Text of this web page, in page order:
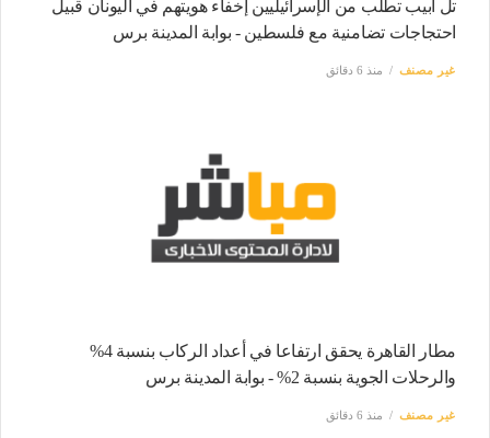
تل أبيب تطلب من الإسرائيليين إخفاء هويتهم في اليونان قبيل
احتجاجات تضامنية مع فلسطين - بوابة المدينة برس
غير مصنف منذ 6 دقائق
مطار القاهرة يحقق ارتفاعا في أعداد الركاب بنسبة 4%
والرحلات الجوية بنسبة 2% - بوابة المدينة برس
غير مصنف منذ 6 دقائق